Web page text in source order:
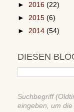
► 2016 (22)
► 2015 (6)
► 2014 (54)
DIESEN
Suchbegriff
eingeben, um